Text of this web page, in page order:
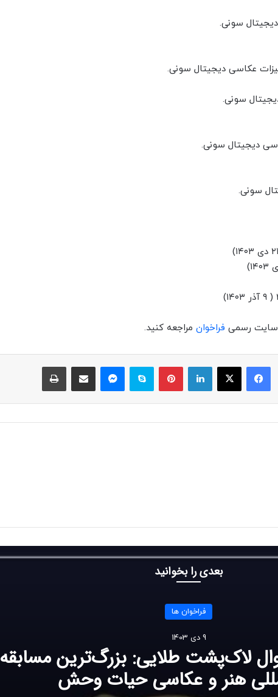
سونی.
سونی.
دیجیتال سونی.
سونی.
سایت رسمی فراخوان مراجعه کنید.
فیسبوک ایکس لینکداین پینتریست اسکایپ
بعدی را بخوانید
فراخوان ها
9 دی 1403
لاک‌پشت طلایی: بزرگ‌ترین مسابقه
هنر و عکاسی حیات وحش